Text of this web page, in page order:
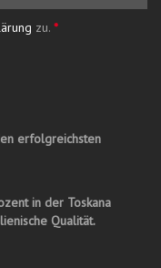
zu. *
erfolgreichsten
in der Toskana
Qualität.